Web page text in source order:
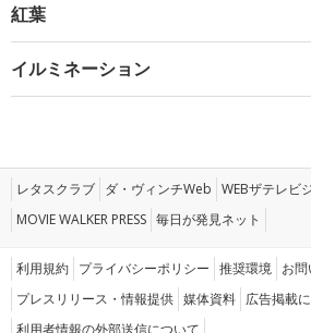
紅葉
イルミネーション
レタスクラブ ダ・ヴィンチWeb WEBザテレビ
MOVIE WALKER PRESS 毎日が発見ネット
利用規約 プライバシーポリシー 推奨環境 お
プレスリリース・情報提供 媒体資料 広告掲載
利用者情報の外部送信について